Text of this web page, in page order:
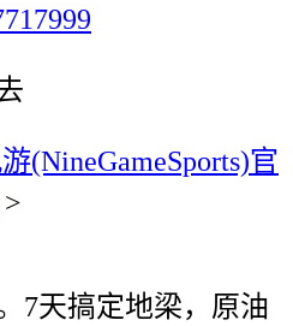
(NineGameSports)官
>
天搞定地梁，原油